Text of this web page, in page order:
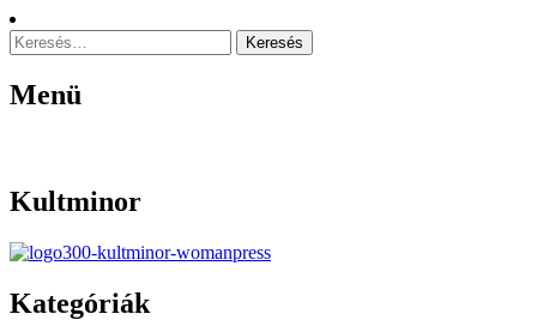
Keresés:
Menü
Kultminor
Kategóriák